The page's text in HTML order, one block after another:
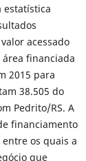
estatística
acessado
financiada
2015 para
38.505 do
Pedrito/RS. A
financiamento
os quais a
que